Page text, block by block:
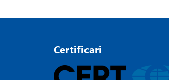
Certificari